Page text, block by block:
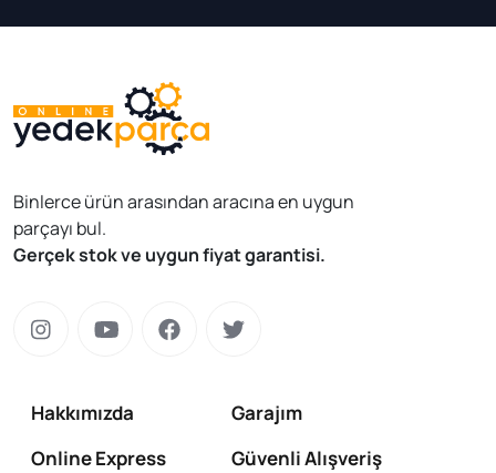
Binlerce ürün arasından aracına en uygun
parçayı bul.
Gerçek stok ve uygun fiyat garantisi.
Hakkımızda
Garajım
Online Express
Güvenli Alışveriş